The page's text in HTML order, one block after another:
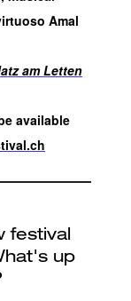
Amal
am Letten
available